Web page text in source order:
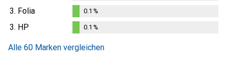
3. Folia
%
0.1 %
3. HP 0.1 %
Alle 60 Marken vergleichen